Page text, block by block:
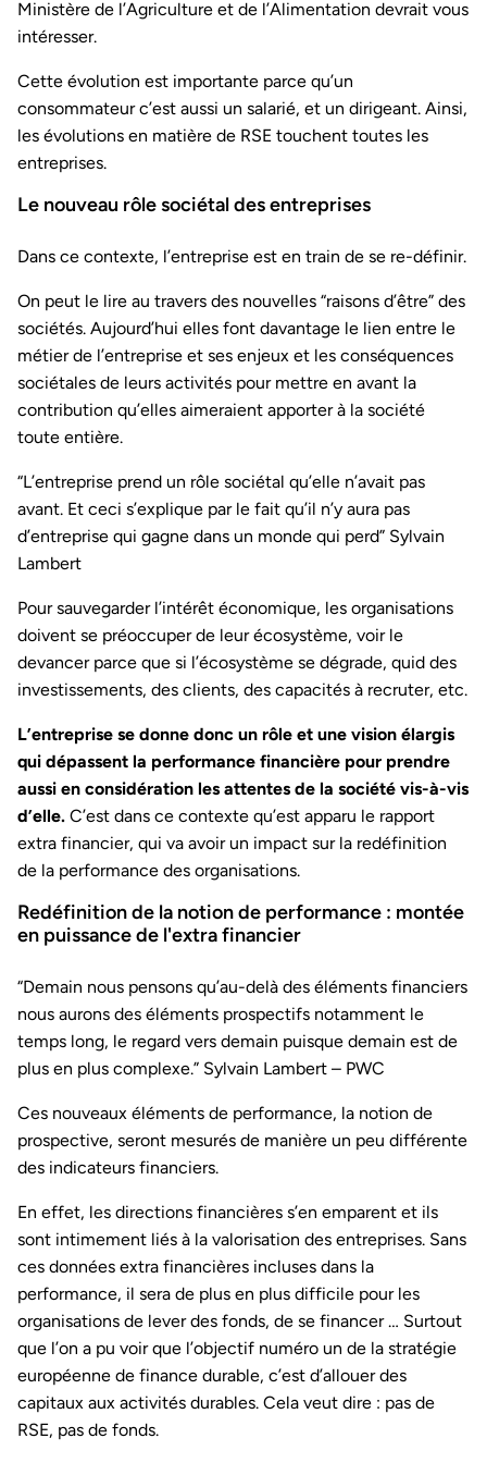
Ministère de l’Agriculture et de l’Alimentation devrait vous
intéresser.
Cette évolution est importante parce qu’un
consommateur c’est aussi un salarié, et un dirigeant. Ainsi,
les évolutions en matière de RSE touchent toutes les
entreprises.
Le nouveau rôle sociétal des entreprises
Dans ce contexte, l’entreprise est en train de se re-définir.
On peut le lire au travers des nouvelles “raisons d’être” des
sociétés. Aujourd’hui elles font davantage le lien entre le
métier de l’entreprise et ses enjeux et les conséquences
sociétales de leurs activités pour mettre en avant la
contribution qu’elles aimeraient apporter à la société
toute entière.
“L’entreprise prend un rôle sociétal qu’elle n’avait pas
avant. Et ceci s’explique par le fait qu’il n’y aura pas
d’entreprise qui gagne dans un monde qui perd” Sylvain
Lambert
Pour sauvegarder l’intérêt économique, les organisations
doivent se préoccuper de leur écosystème, voir le
devancer parce que si l’écosystème se dégrade, quid des
investissements, des clients, des capacités à recruter, etc.
L’entreprise se donne donc un rôle et une vision élargis
qui dépassent la performance financière pour prendre
aussi en considération les attentes de la société vis-à-vis
d’elle. C’est dans ce contexte qu’est apparu le rapport
extra financier, qui va avoir un impact sur la redéfinition
de la performance des organisations.
Redéfinition de la notion de performance : montée
en puissance de l'extra financier
“Demain nous pensons qu’au-delà des éléments financiers
nous aurons des éléments prospectifs notamment le
temps long, le regard vers demain puisque demain est de
plus en plus complexe.” Sylvain Lambert – PWC
Ces nouveaux éléments de performance, la notion de
prospective, seront mesurés de manière un peu différente
des indicateurs financiers.
En effet, les directions financières s’en emparent et ils
sont intimement liés à la valorisation des entreprises. Sans
ces données extra financières incluses dans la
performance, il sera de plus en plus difficile pour les
organisations de lever des fonds, de se financer … Surtout
que l’on a pu voir que l’objectif numéro un de la stratégie
européenne de finance durable, c’est d’allouer des
capitaux aux activités durables. Cela veut dire : pas de
RSE, pas de fonds.